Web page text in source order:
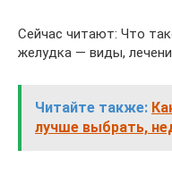
Сейчас читают: Что
желудка — виды,
Читайте также:
лучше выбрать,